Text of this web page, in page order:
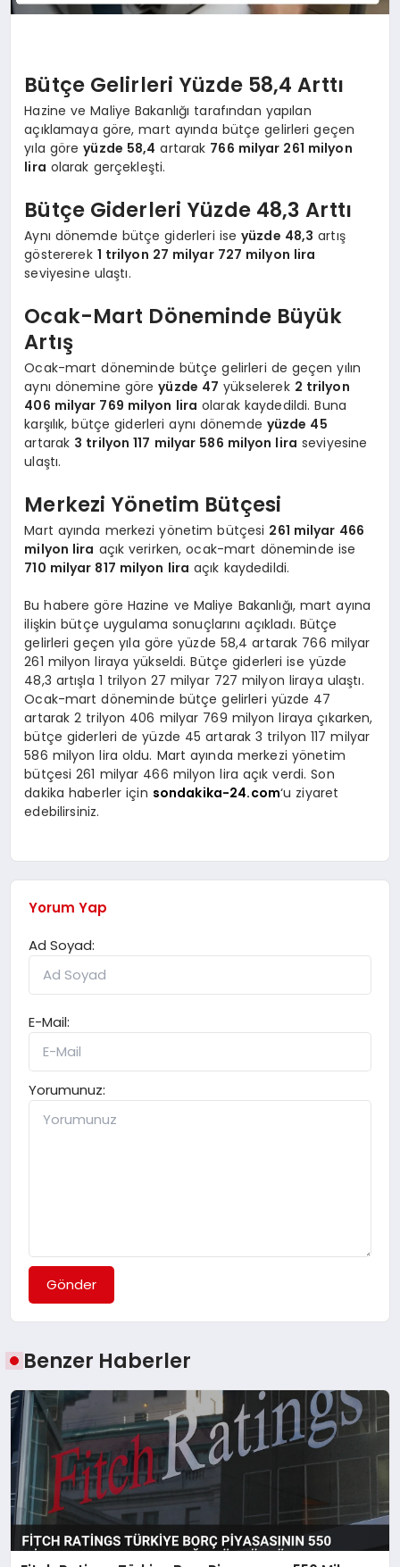
Bütçe Gelirleri Yüzde 58,4 Arttı
Hazine ve Maliye Bakanlığı tarafından yapılan
açıklamaya göre, mart ayında bütçe gelirleri geçen
yıla göreyüzde 58,4 artarak 766 milyar 261 milyon
lira olarak gerçekleşti.
Bütçe Giderleri Yüzde 48,3 Arttı
Aynı dönemde bütçe giderleri ise yüzde 48,3 artış
göstererek 1 trilyon 27 milyar 727 milyon lira
seviyesine ulaştı.
Ocak-Mart Döneminde Büyük
Artış
Ocak-mart döneminde bütçe gelirleri de geçen yılın
aynı dönemine göreyüzde 47 yükselerek 2 trilyon
406 milyar 769 milyon lira olarak kaydedildi. Buna
karşılık, bütçe giderleri aynı dönemde yüzde 45
artarak 3 trilyon 117 milyar 586 milyon lira seviyesine
ulaştı.
Merkezi Yönetim Bütçesi
Mart ayında merkezi yönetim bütçesi 261 milyar 466
milyon lira açık verirken, ocak-mart döneminde ise
710 milyar 817 milyon lira açık kaydedildi.
Bu habere göre Hazine ve Maliye Bakanlığı, mart ayına
ilişkin bütçe uygulama sonuçlarını açıkladı. Bütçe
gelirleri geçen yıla göre yüzde 58,4 artarak 766 milyar
261 milyon liraya yükseldi. Bütçe giderleri ise yüzde
48,3 artışla 1 trilyon 27 milyar 727 milyon liraya ulaştı.
Ocak-mart döneminde bütçe gelirleri yüzde 47
artarak 2 trilyon 406 milyar 769 milyon liraya çıkarken,
bütçe giderleri de yüzde 45 artarak 3 trilyon 117 milyar
586 milyon lira oldu. Mart ayında merkezi yönetim
bütçesi 261 milyar 466 milyon lira açık verdi. Son
dakika haberler için sondakika-24.com‘u ziyaret
edebilirsiniz.
Yorum Yap
Ad Soyad:
E-Mail:
Yorumunuz:
Gönder
Benzer Haberler